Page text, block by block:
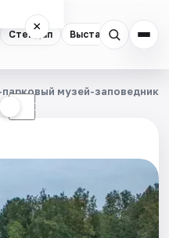
Стендап Выставки
×
☾
музей-заповедник